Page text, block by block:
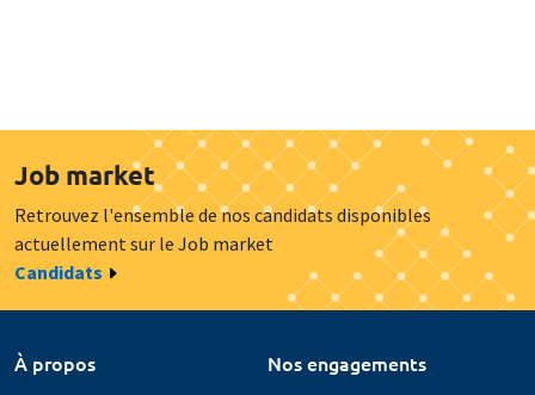
Job market
Retrouvez l'ensemble de nos candidats disponibles
actuellement sur le Job market
Candidats
À propos
Nos engagements